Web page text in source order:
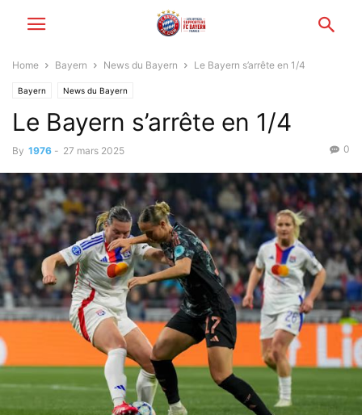
Home Bayern News du Bayern Le Bayern s’arrête en 1/4
Bayern News du Bayern
Le Bayern s’arrête en 1/4
By 1976 - 27 mars 2025 0